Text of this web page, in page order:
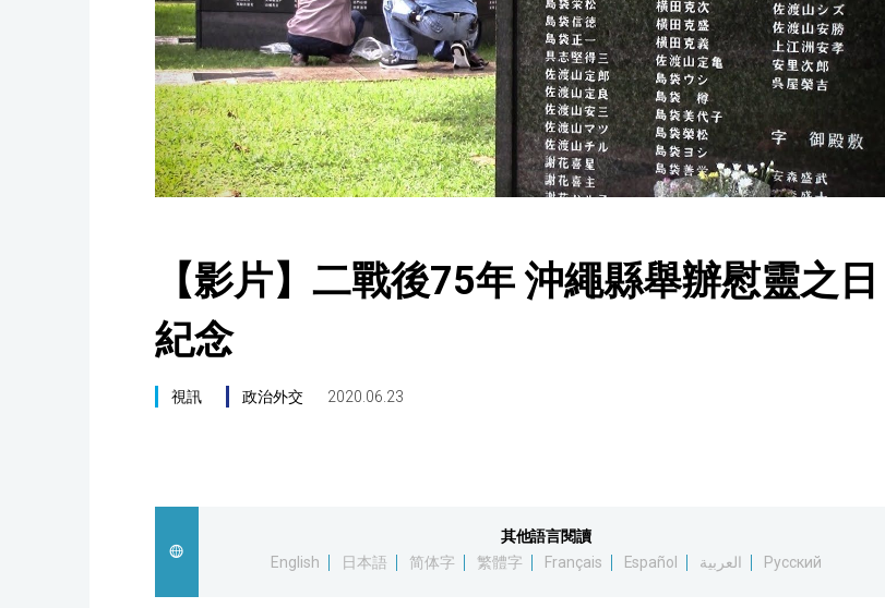
科學技術
生活
運動
東京
編輯部通知
【影片】二戰後75年 沖繩縣舉辦慰靈之日
紀念
視訊 政治外交 2020.06.23
其他語言閱讀
English
日本語 简体字 繁體字 Français Español العربية Русский